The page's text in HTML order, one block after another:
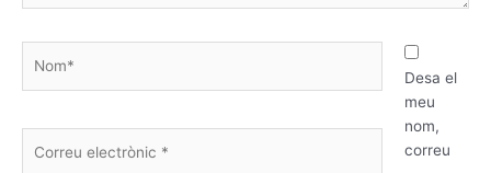
electrònic
Desa el
meu
nom,
correu